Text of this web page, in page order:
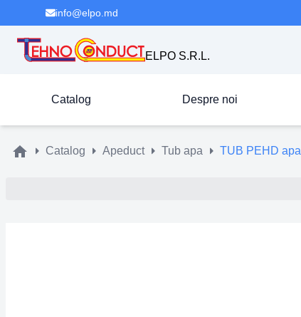
info@elpo.md
ELPO S.R.L.
Catalog Despre noi
Catalog Apeduct Tub apa TUB PEHD